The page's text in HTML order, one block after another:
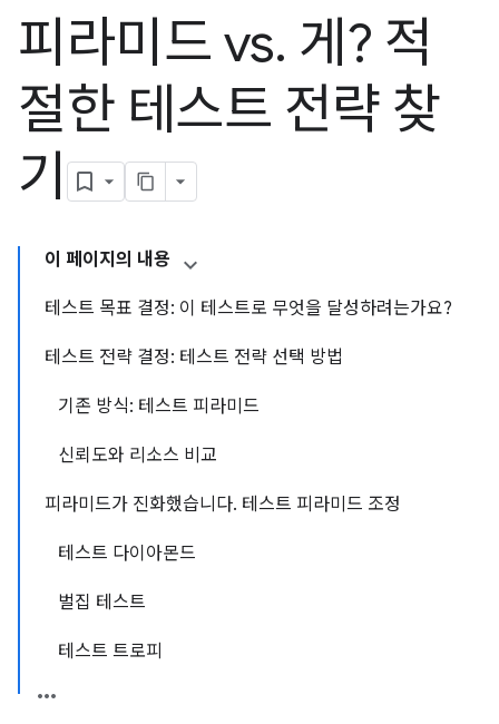
피라미드 vs. 게? 적
절한 테스트 전략 찾
기
이 페이지의 내용
테스트 목표 결정: 이 테스트로 무엇을 달성하려는가요?
테스트 전략 결정: 테스트 전략 선택 방법
기존 방식: 테스트 피라미드
신뢰도와 리소스 비교
피라미드가 진화했습니다. 테스트 피라미드 조정
테스트 다이아몬드
벌집 테스트
테스트 트로피